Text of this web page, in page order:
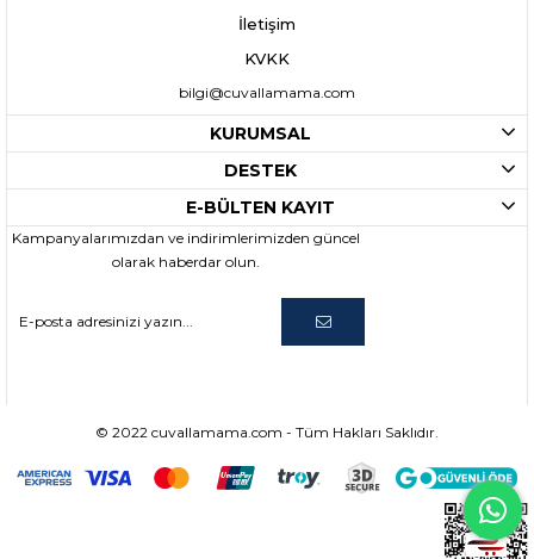
İletişim
KVKK
bilgi@cuvallamama.com
KURUMSAL
DESTEK
E-BÜLTEN KAYIT
Kampanyalarımızdan ve indirimlerimizden güncel
olarak haberdar olun.
© 2022 cuvallamama.com - Tüm Hakları Saklıdır.